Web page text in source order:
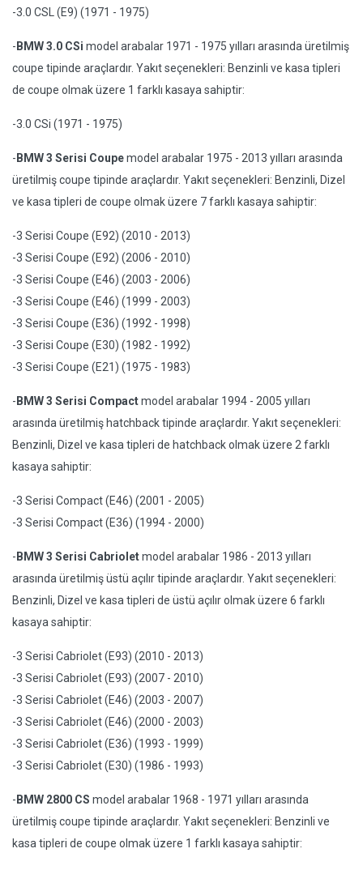
-3.0 CSL (E9) (1971 - 1975)
- BMW 3.0 CSi model arabalar 1971 - 1975 yılları arasında üretilmiş
coupe tipinde araçlardır. Yakıt seçenekleri: Benzinli ve kasa tipleri
de coupe olmak üzere 1 farklı kasaya sahiptir:
-3.0 CSi (1971 - 1975)
- BMW 3 Serisi Coupemodel arabalar 1975 - 2013 yılları arasında
üretilmiş coupe tipinde araçlardır. Yakıt seçenekleri: Benzinli, Dizel
ve kasa tipleri de coupe olmak üzere 7 farklı kasaya sahiptir:
-3 Serisi Coupe (E92) (2010 - 2013)
-3 Serisi Coupe (E92) (2006 - 2010)
-3 Serisi Coupe (E46) (2003 - 2006)
-3 Serisi Coupe (E46) (1999 - 2003)
-3 Serisi Coupe (E36) (1992 - 1998)
-3 Serisi Coupe (E30) (1982 - 1992)
-3 Serisi Coupe (E21) (1975 - 1983)
- BMW 3 Serisi Compactmodel arabalar 1994 - 2005 yılları
arasında üretilmiş hatchback tipinde araçlardır. Yakıt seçenekleri:
Benzinli, Dizel ve kasa tipleri de hatchback olmak üzere 2 farklı
kasaya sahiptir:
-3 Serisi Compact (E46) (2001 - 2005)
-3 Serisi Compact (E36) (1994 - 2000)
- BMW 3 Serisi Cabrioletmodel arabalar 1986 - 2013 yılları
arasında üretilmiş üstü açılır tipinde araçlardır. Yakıt seçenekleri:
Benzinli, Dizel ve kasa tipleri de üstü açılır olmak üzere 6 farklı
kasaya sahiptir:
-3 Serisi Cabriolet (E93) (2010 - 2013)
-3 Serisi Cabriolet (E93) (2007 - 2010)
-3 Serisi Cabriolet (E46) (2003 - 2007)
-3 Serisi Cabriolet (E46) (2000 - 2003)
-3 Serisi Cabriolet (E36) (1993 - 1999)
-3 Serisi Cabriolet (E30) (1986 - 1993)
- BMW 2800 CS model arabalar 1968 - 1971 yılları arasında
üretilmiş coupe tipinde araçlardır. Yakıt seçenekleri: Benzinli ve
kasa tipleri de coupe olmak üzere 1 farklı kasaya sahiptir: